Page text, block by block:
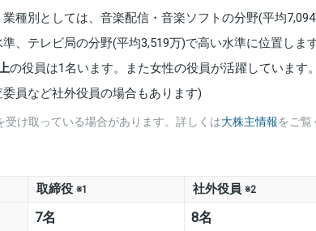
種別としては、音楽配信・音楽ソフトの分野(平均
、テレビ局の分野(平均3,519万)で高い水準に位置しま
の役員は1名います。また女性の役員が活躍しています
員など社外役員の場合もあります)
け取っている場合があります。詳しくは大株主情報をご覧
取締役※1 社外役員※2
7名 8名